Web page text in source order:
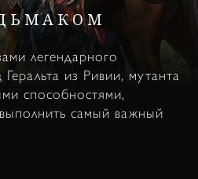
легендарного
из Ривии, мутанта
способностями,
самый важный